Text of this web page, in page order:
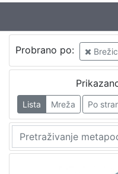
Probrano po:
Lista Mreža Po